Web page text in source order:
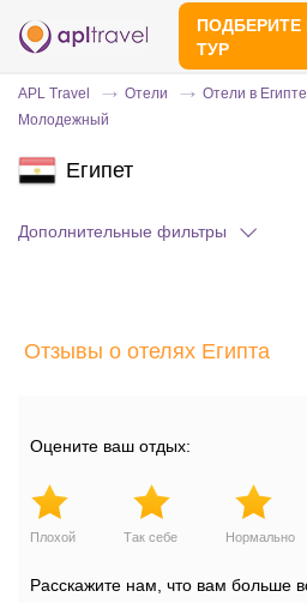
ПОДБЕРИТЕ
ТУР
APL Travel Отели Отели в Египте
Молодежный
Египет
Дополнительные фильтры
Отзывы о отелях Египта
Оцените ваш отдых:
Плохой Так себе Нормально
Расскажите нам, что вам больше